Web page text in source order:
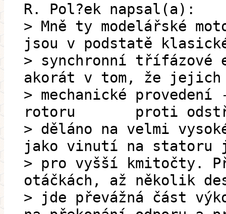
R. Pol?ek napsal(a):
> Mně ty modelářské
jsou v podstatě
> synchronní třífázové
akorát v tom, že jejich
> mechanické
rotoru proti
> děláno na velmi
jako vinutí na statoru
> pro vyšší kmitočty.
otáčkách, až několik
> jde převážná část